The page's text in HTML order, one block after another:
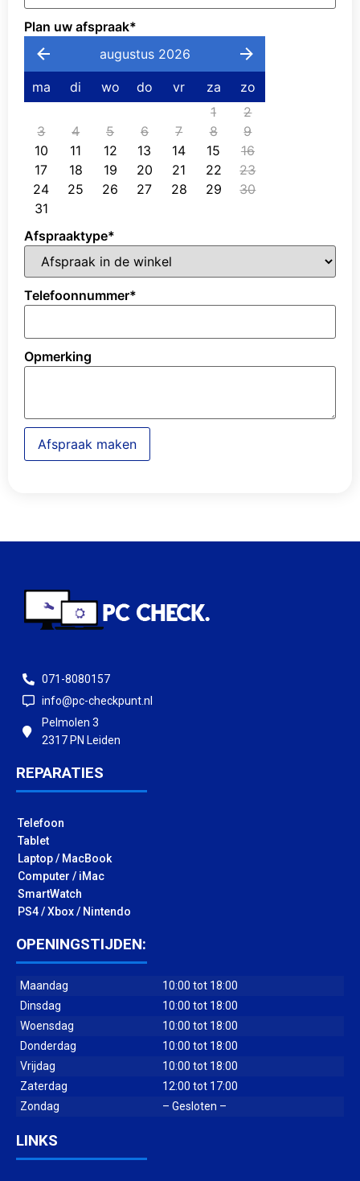
Plan uw afspraak*
augustus 2026
ma di wo do vr za
zo
1
2
3
4 5 6 7 8
9
10
11 12 13 14 15
16
17
18 19 20 21 22
23
24
25 26 27 28 29
30
31
Afspraaktype*
Telefoonnummer*
Opmerking
Afspraak maken
071-8080157
info@pc-checkpunt.nl
Pelmolen 3
2317 PN Leiden
REPARATIES
Telefoon
Tablet
Laptop / MacBook
Computer / iMac
SmartWatch
PS4 / Xbox / Nintendo
OPENINGSTIJDEN:
Maandag
10:00 tot 18:00
Dinsdag
10:00 tot 18:00
Woensdag
10:00 tot 18:00
Donderdag
10:00 tot 18:00
Vrijdag
10:00 tot 18:00
Zaterdag
12:00 tot 17:00
Zondag
– Gesloten –
LINKS